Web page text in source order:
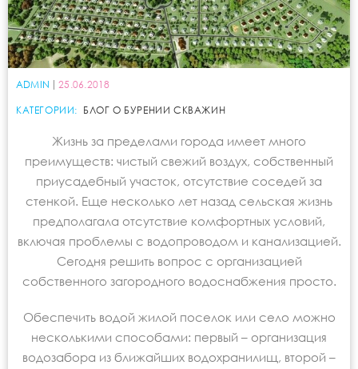
ADMIN 25.06.2018
КАТЕГОРИИ: БЛОГ О БУРЕНИИ СКВАЖИН
Жизнь за пределами города имеет много
преимуществ: чистый свежий воздух, собственный
приусадебный участок, отсутствие соседей за
стенкой. Еще несколько лет назад сельская жизнь
предполагала отсутствие комфортных условий,
включая проблемы с водопроводом и канализацией.
Сегодня решить вопрос с организацией
собственного загородного водоснабжения просто.
Обеспечить водой жилой поселок или село можно
несколькими способами: первый – организация
водозабора из ближайших водохранилищ, второй –